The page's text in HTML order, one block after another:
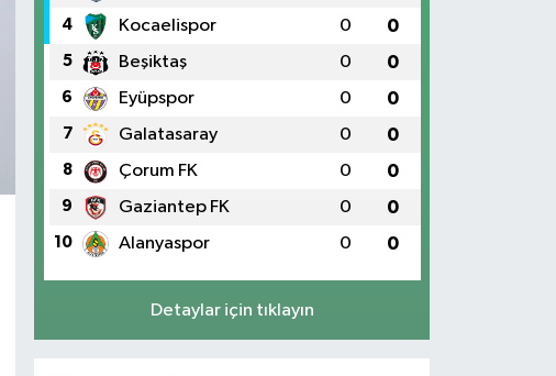
4 Kocaelispor 0 0
5 Beşiktaş 0 0
6 Eyüpspor 0 0
7 Galatasaray 0 0
8 Çorum FK 0 0
9 Gaziantep FK 0 0
10 Alanyaspor 0 0
Detaylar için tıklayın